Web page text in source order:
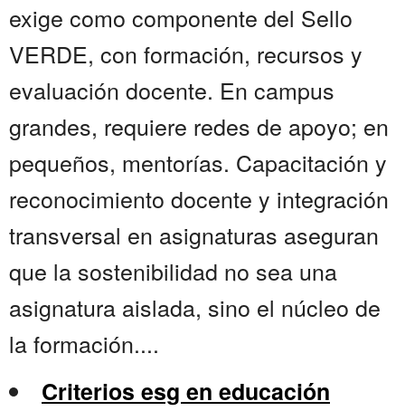
exige como componente del Sello
VERDE, con formación, recursos y
evaluación docente. En campus
grandes, requiere redes de apoyo; en
pequeños, mentorías. Capacitación y
reconocimiento docente y integración
transversal en asignaturas aseguran
que la sostenibilidad no sea una
asignatura aislada, sino el núcleo de
la formación....
Criterios esg en educación